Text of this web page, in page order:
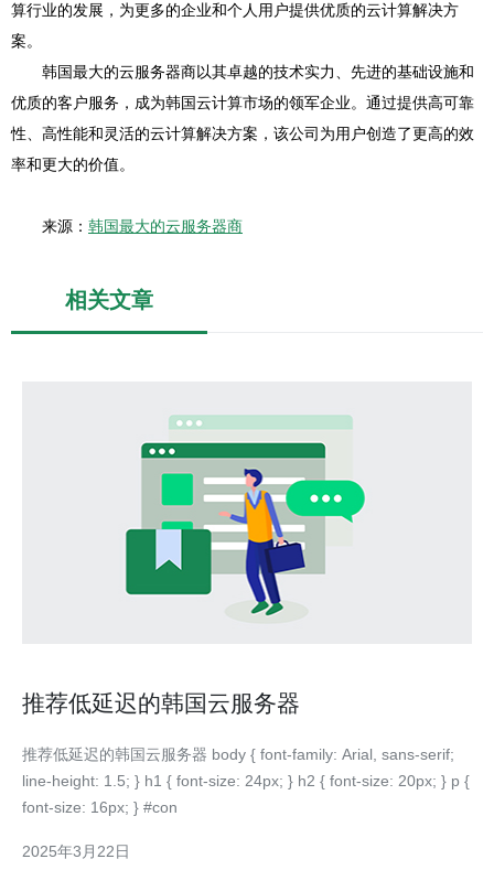
算行业的发展，为更多的企业和个人用户提供优质的云计算解决方
案。
韩国最大的云服务器商以其卓越的技术实力、先进的基础设施和
优质的客户服务，成为韩国云计算市场的领军企业。通过提供高可靠
性、高性能和灵活的云计算解决方案，该公司为用户创造了更高的效
率和更大的价值。
来源： 韩国最大的云服务器商
相关文章
推荐低延迟的韩国云服务器
推荐低延迟的韩国云服务器 body { font-family: Arial, sans-serif;
line-height: 1.5; } h1 { font-size: 24px; } h2 { font-size: 20px; } p {
font-size: 16px; } #con
2025年3月22日